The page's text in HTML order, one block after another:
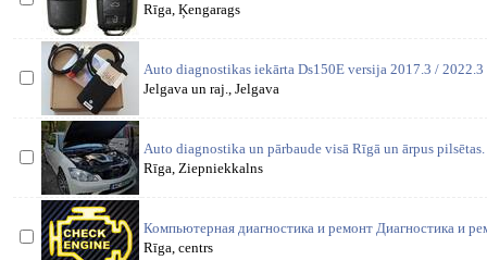
Rīga, Ķengarags
Auto diagnostikas iekārta Ds150E versija 2017.3 /
Jelgava un raj., Jelgava
Auto diagnostika un pārbaude visā Rīgā un ārpus pilsētas.
Rīga, Ziepniekkalns
Компьютерная диагностика и ремонт Диагностика и
Rīga, centrs